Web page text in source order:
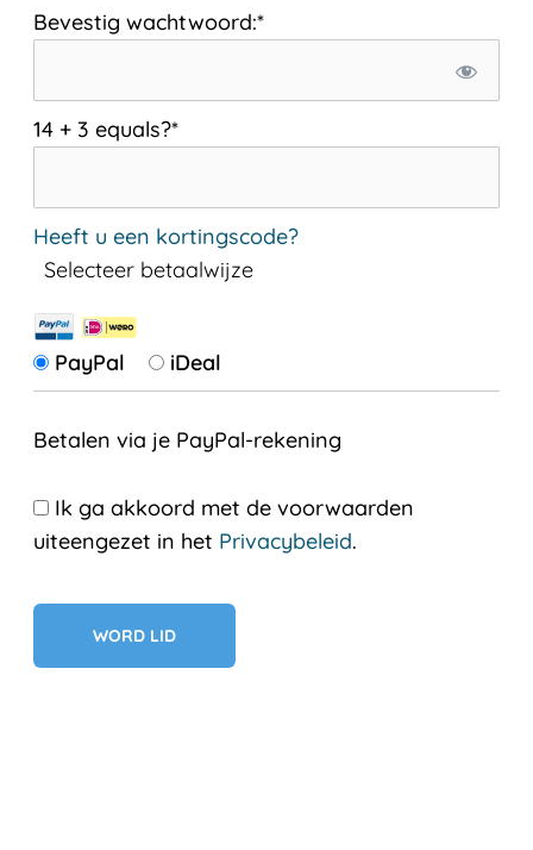
Bevestig wachtwoord:*
14 + 3 equals?*
Heeft u een kortingscode?
Selecteer betaalwijze
PayPal iDeal
Betalen via je PayPal-rekening
Ik ga akkoord met de voorwaarden
uiteengezet in het Privacybeleid.
Geen val